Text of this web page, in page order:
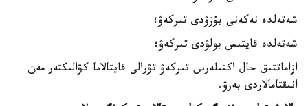
شەتەلدە نەكەنى بۇزۋدى تىركەۋ؛
شەتەلدە قايتىس بولۋدى تىركەۋ؛
ازاماتتىق حال اكتىلەرىن تىركەۋ تۋرالى قايتالاما كۋالىكتەر مەن
انىقتامالاردى بەرۋ.